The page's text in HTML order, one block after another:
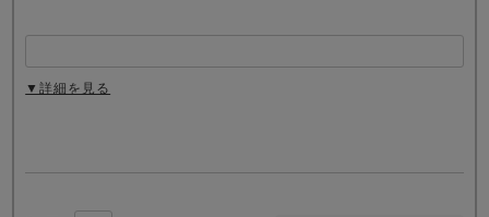
▼詳細を見る